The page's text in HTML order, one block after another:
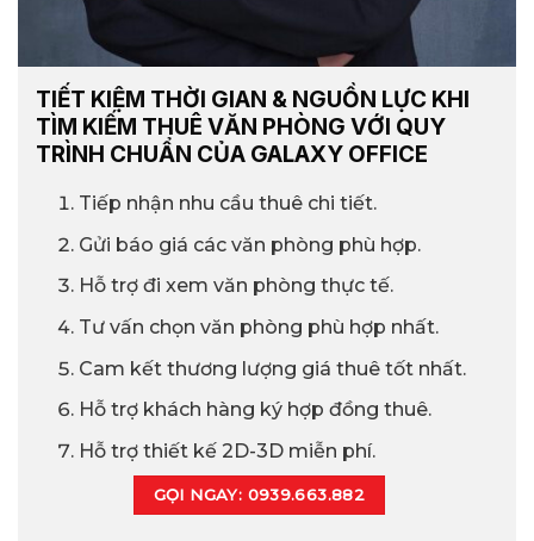
TIẾT KIỆM THỜI GIAN & NGUỒN LỰC KHI
TÌM KIẾM THUÊ VĂN PHÒNG VỚI QUY
TRÌNH CHUẨN CỦA GALAXY OFFICE
Tiếp nhận nhu cầu thuê chi tiết.
Gửi báo giá các văn phòng phù hợp.
Hỗ trợ đi xem văn phòng thực tế.
Tư vấn chọn văn phòng phù hợp nhất.
Cam kết thương lượng giá thuê tốt nhất.
Hỗ trợ khách hàng ký hợp đồng thuê.
Hỗ trợ thiết kế 2D-3D miễn phí.
GỌI NGAY: 0939.663.882